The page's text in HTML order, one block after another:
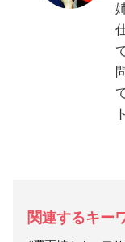
関連するキー